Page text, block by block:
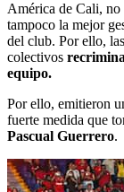
América de Cali, no
tampoco la mejor
del club. Por ello,
colectivos
equipo.
Por ello, emitieron
fuerte medida que
Pascual Guerrero.